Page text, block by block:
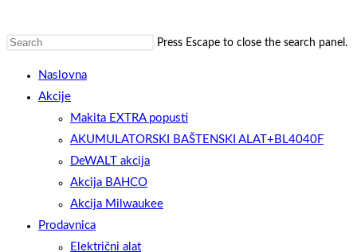
Press Escape to close the search panel.
Naslovna
Akcije
Makita EXTRA popusti
AKUMULATORSKI BAŠTENSKI ALAT+BL4040F
DeWALT akcija
Akcija BAHCO
Akcija Milwaukee
Prodavnica
Električni alat